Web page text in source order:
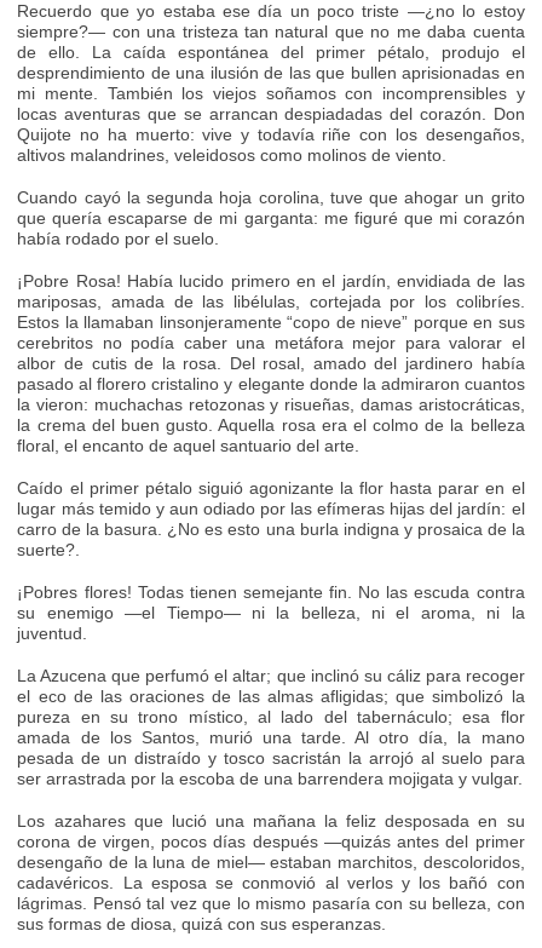
Recuerdo que yo estaba ese día un poco triste —¿no lo estoy
siempre?— con una tristeza tan natural que no me daba cuenta
de ello. La caída espontánea del primer pétalo, produjo el
desprendimiento de una ilusión de las que bullen aprisionadas en
mi mente. También los viejos soñamos con incomprensibles y
locas aventuras que se arrancan despiadadas del corazón. Don
Quijote no ha muerto: vive y todavía riñe con los desengaños,
altivos malandrines, veleidosos como molinos de viento.
Cuando cayó la segunda hoja corolina, tuve que ahogar un grito
que quería escaparse de mi garganta: me figuré que mi corazón
había rodado por el suelo.
¡Pobre Rosa! Había lucido primero en el jardín, envidiada de las
mariposas, amada de las libélulas, cortejada por los colibríes.
Estos la llamaban linsonjeramente “copo de nieve” porque en sus
cerebritos no podía caber una metáfora mejor para valorar el
albor de cutis de la rosa. Del rosal, amado del jardinero había
pasado al florero cristalino y elegante donde la admiraron cuantos
la vieron: muchachas retozonas y risueñas, damas aristocráticas,
la crema del buen gusto. Aquella rosa era el colmo de la belleza
floral, el encanto de aquel santuario del arte.
Caído el primer pétalo siguió agonizante la flor hasta parar en el
lugar más temido y aun odiado por las efímeras hijas del jardín: el
carro de la basura. ¿No es esto una burla indigna y prosaica de la
suerte?.
¡Pobres flores! Todas tienen semejante fin. No las escuda contra
su enemigo —el Tiempo— ni la belleza, ni el aroma, ni la
juventud.
La Azucena que perfumó el altar; que inclinó su cáliz para recoger
el eco de las oraciones de las almas afligidas; que simbolizó la
pureza en su trono místico, al lado del tabernáculo; esa flor
amada de los Santos, murió una tarde. Al otro día, la mano
pesada de un distraído y tosco sacristán la arrojó al suelo para
ser arrastrada por la escoba de una barrendera mojigata y vulgar.
Los azahares que lució una mañana la feliz desposada en su
corona de virgen, pocos días después —quizás antes del primer
desengaño de la luna de miel— estaban marchitos, descoloridos,
cadavéricos. La esposa se conmovió al verlos y los bañó con
lágrimas. Pensó tal vez que lo mismo pasaría con su belleza, con
sus formas de diosa, quizá con sus esperanzas.